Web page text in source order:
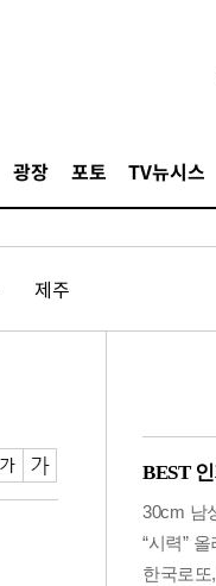
광장 포토 TV뉴시스
제주